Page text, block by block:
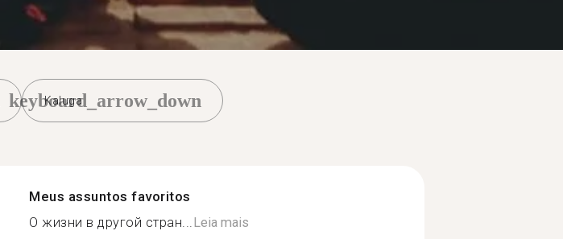
Kaluga
keyboard_arrow_down
Meus assuntos favoritos
О жизни в другой стран...Leia mais